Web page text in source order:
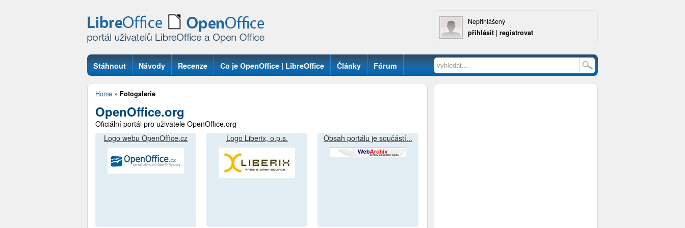
Nepřihlášený
přihlásit | registrovat
Stáhnout Návody Recenze Co je OpenOffice | LibreOffice Články Fórum
Otázky
Home » Fotogalerie
OpenOffice.org
Oficiální portál pro uživatele OpenOffice.org
Logo webu OpenOffice.cz
Logo Liberix, o.p.s. Obsah portálu je součástí...